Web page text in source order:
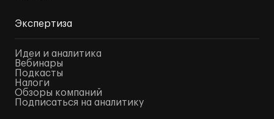
Экспертиза
Идеи и аналитика
Вебинары
Подкасты
Налоги
Обзоры компаний
Подписаться на аналитику